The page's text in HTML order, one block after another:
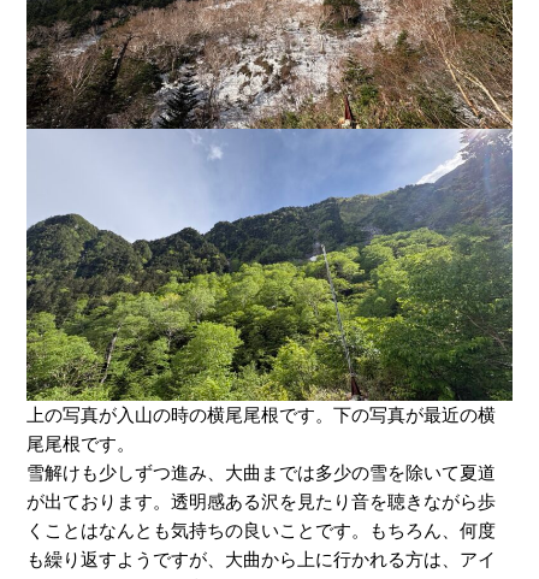
上の写真が入山の時の横尾尾根です。下の写真が最近の横
尾尾根です。
雪解けも少しずつ進み、大曲までは多少の雪を除いて夏道
が出ております。透明感ある沢を見たり音を聴きながら歩
くことはなんとも気持ちの良いことです。もちろん、何度
も繰り返すようですが、大曲から上に行かれる方は、アイ